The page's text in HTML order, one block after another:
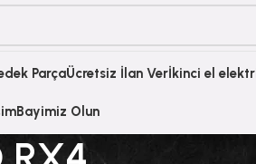
ParçaÜcretsiz İlan Verİkinci el
Bayimiz Olun